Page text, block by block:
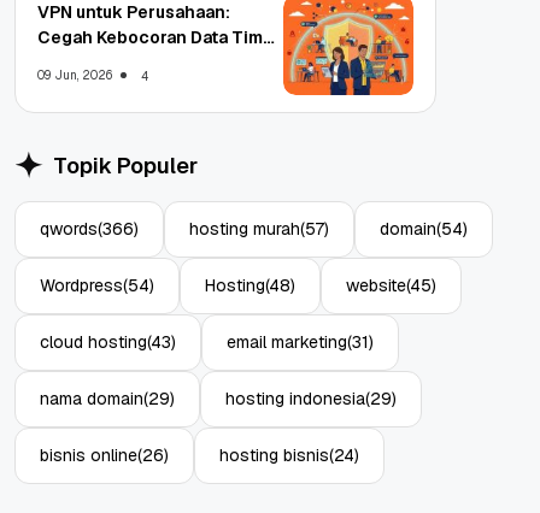
VPN untuk Perusahaan:
Cegah Kebocoran Data Tim
09 Jun, 2026 4
Topik Populer
qwords(366) hosting murah(57) domain(54)
Wordpress(54) Hosting(48) website(45)
cloud hosting(43) email marketing(31)
nama domain(29) hosting indonesia(29)
bisnis online(26) hosting bisnis(24)